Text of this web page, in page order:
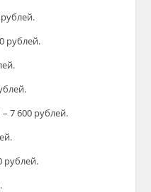
рублей.
рублей.
7 600 рублей.
рублей.